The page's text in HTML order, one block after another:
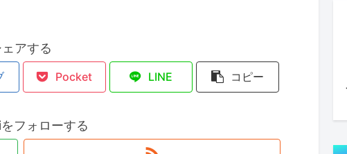
ェアする
Pocket LINE コピー
フォローする